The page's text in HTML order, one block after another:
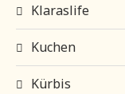
Klaraslife
Kuchen
Kürbis